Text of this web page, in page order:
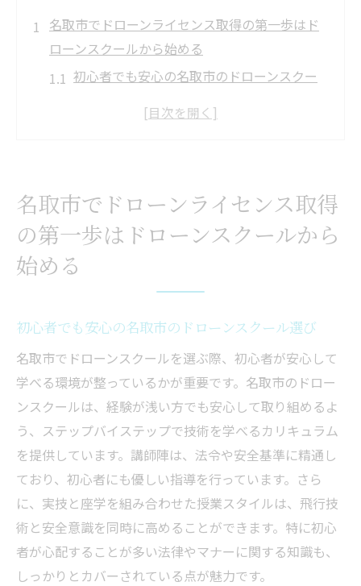
名取市でドローンライセンス取得の第一歩はド
ローンスクールから始める
初心者でも安心の名取市のドローンスクー
キュラムの特徴
体験から始める名取市のドローンスクール
活用法
力
ドローンスクールで学ぶ名取市の法令と安全基
準の重要性
最新の法令を遵守するためのドローンスク
ールの役割
名取市のドローンスクールで学ぶ安全基準
とは
法令遵守が求められるドローン操縦の現実
名取市のドローンスクールが法令教育に強
い理由
名取市でドローンライセンス取得
の第一歩はドローンスクールから
始める
初心者でも安心の名取市のドローンスクール選び
名取市でドローンスクールを選ぶ際、初心者が安心して
学べる環境が整っているかが重要です。名取市のドロー
ンスクールは、経験が浅い方でも安心して取り組めるよ
う、ステップバイステップで技術を学べるカリキュラム
を提供しています。講師陣は、法令や安全基準に精通し
ており、初心者にも優しい指導を行っています。さら
に、実技と座学を組み合わせた授業スタイルは、飛行技
術と安全意識を同時に高めることができます。特に初心
者が心配することが多い法律やマナーに関する知識も、
しっかりとカバーされている点が魅力です。